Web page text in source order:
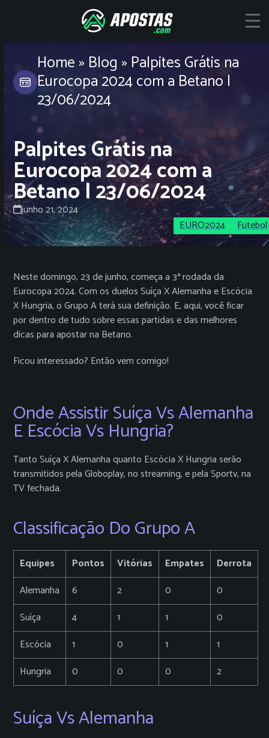
Home» Blog » Palpites Grátis na
Eurocopa 2024 com a Betano |
23/06/2024
Palpites Grátis na
Eurocopa 2024 com a
Betano | 23/06/2024
junho 21, 2024
EURO2024
Futebol
Neste domingo, 23 de junho, começa a 3ª rodada da
Eurocopa 2024. Com os duelos Suíça X Alemanha e Escócia
X Hungria, o Grupo A terá sua definição. E, aqui, você ficar
por dentro de tudo sobre essas partidas e das melhores
dicas para apostar na Betano.
Ficou interessado? Então vem comigo!
Onde Assistir Suíça Vs Alemanha
E Escócia Vs Hungria?
Tanto Suíça X Alemanha quanto Escócia X Hungria serão
transmitidos pela Globoplay, no streaming, e pela Sportv, na
TV fechada.
Classificação Do Grupo A
Equipes Pontos Vitórias Empates
Derrota
Alemanha
6 2 0
0
Suíça
4 1 1
0
Escócia
1 0 1
1
Hungria
0 0 0 2
Suíça Vs Alemanha